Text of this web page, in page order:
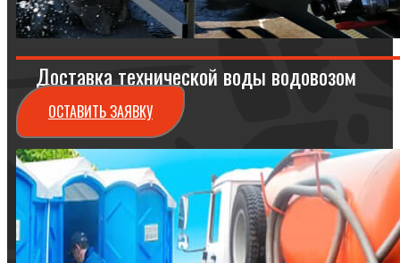
Доставка технической воды водовозом
ОСТАВИТЬ ЗАЯВКУ